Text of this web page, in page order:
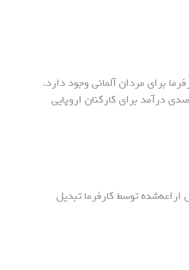
برای مردان آلمانی وجود دارد.
شغلی ناشی از آموزش اراعه شده توسط کارفرما معادل افزایش ۱۷.۷ درصدی درآمد برای کارکنان اروپایی
تا ۴۰ مشخص می کند که آموزش اراعه‌شده توسط کارفرما تبدیل